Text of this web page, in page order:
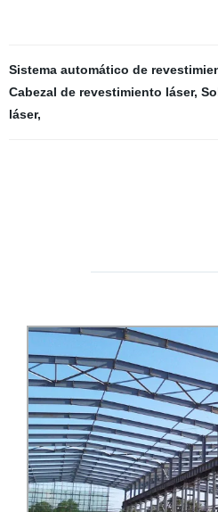
Sistema automático de
Cabezal de revestimiento láser,
láser,